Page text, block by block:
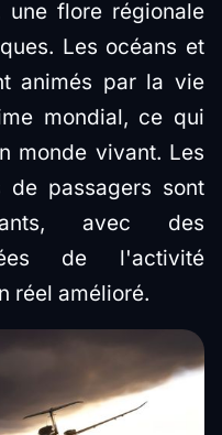
une flore régionale
Les océans et
animés par la vie
mondial, ce qui
monde vivant. Les
passagers sont
avec des
de l'activité
réel amélioré.